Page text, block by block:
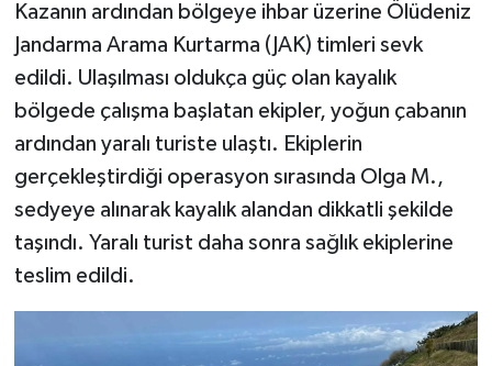
Kazanın ardından bölgeye ihbar üzerine Ölüdeniz
Jandarma Arama Kurtarma (JAK) timleri sevk
edildi. Ulaşılması oldukça güç olan kayalık
bölgede çalışma başlatan ekipler, yoğun çabanın
ardından yaralı turiste ulaştı. Ekiplerin
gerçekleştirdiği operasyon sırasında Olga M.,
sedyeye alınarak kayalık alandan dikkatli şekilde
taşındı. Yaralı turist daha sonra sağlık ekiplerine
teslim edildi.